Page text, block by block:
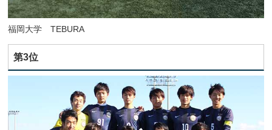
福岡大学 TEBURA
第3位